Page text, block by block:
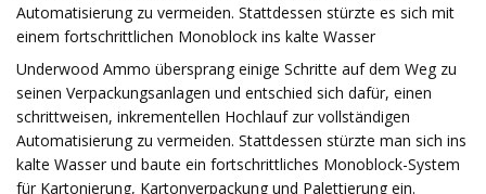
Automatisierung zu vermeiden. Stattdessen stürzte es sich mit
einem fortschrittlichen Monoblock ins kalte Wasser
Underwood Ammo übersprang einige Schritte auf dem Weg zu
seinen Verpackungsanlagen und entschied sich dafür, einen
schrittweisen, inkrementellen Hochlauf zur vollständigen
Automatisierung zu vermeiden. Stattdessen stürzte man sich ins
kalte Wasser und baute ein fortschrittliches Monoblock-System
für Kartonierung, Kartonverpackung und Palettierung ein.